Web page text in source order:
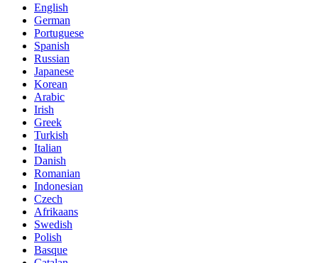
English
German
Portuguese
Spanish
Russian
Japanese
Korean
Arabic
Irish
Greek
Turkish
Italian
Danish
Romanian
Indonesian
Czech
Afrikaans
Swedish
Polish
Basque